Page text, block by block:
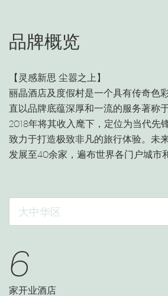
品牌概览
【灵感新思 尘嚣之上】
丽晶酒店及度假村是一个具有传奇色
直以品牌底蕴深厚和一流的服务著称
2018年将其收入麾下，定位为当代先
致力于打造极致非凡的旅行体验。未
发展至40余家，遍布世界各门户城市
大中华区
6
家开业酒店